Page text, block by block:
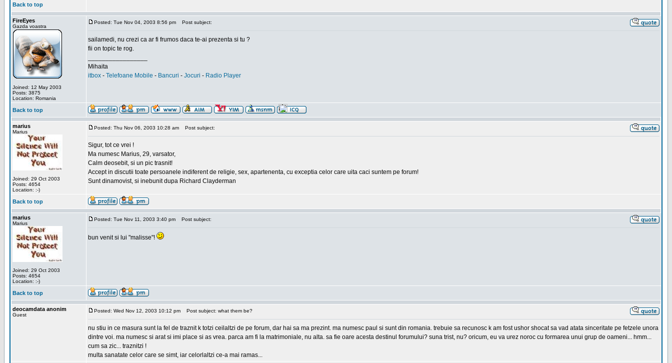
Back to top
FireEyes
Gazda voastra
Joined: 12 May 2003
Posts: 3875
Location: Romania
Posted: Tue Nov 04, 2003 8:56 pm Post subject:
sailamedi, nu crezi ca ar fi frumos daca te-ai prezenta si tu ?
fii on topic te rog.
Mihaita
itbox - Telefoane Mobile - Bancuri - Jocuri - Radio Player
Back to top
marius
Marius
Joined: 29 Oct 2003
Posts: 4654
Location: :-)
Posted: Thu Nov 06, 2003 10:28 am Post subject:
Sigur, tot ce vrei !
Ma numesc Marius, 29, varsator,
Calm deosebit, si un pic trasnit!
Accept in discutii toate persoanele indiferent de religie, sex, apartenenta, cu exceptia celor care uita caci suntem pe forum!
Sunt dinamovist, si inebunit dupa Richard Clayderman
Back to top
marius
Marius
Joined: 29 Oct 2003
Posts: 4654
Location: :-)
Posted: Tue Nov 11, 2003 3:40 pm Post subject:
bun venit si lui "malisse"!
Back to top
deocamdata anonim
Guest
Posted: Wed Nov 12, 2003 10:12 pm Post subject: what them be?
nu stiu in ce masura sunt la fel de traznit k totzi ceilaltzi de pe forum, dar hai sa ma prezint. ma numesc paul si sunt din romania. trebuie sa recunosc k am fost ushor shocat sa vad atata sinceritate pe fetzele unora
dintre voi. ma numesc si arat si imi place si as vrea. parca am fi la matrimoniale, nu alta. sa fie oare acesta destinul forumului? suna trist, nu? oricum, eu va urez noroc cu formarea unui grup de oameni... hmm...
cum sa zic... traznitzi !
multa sanatate celor care se simt, iar celorlaltzi ce-a mai ramas...